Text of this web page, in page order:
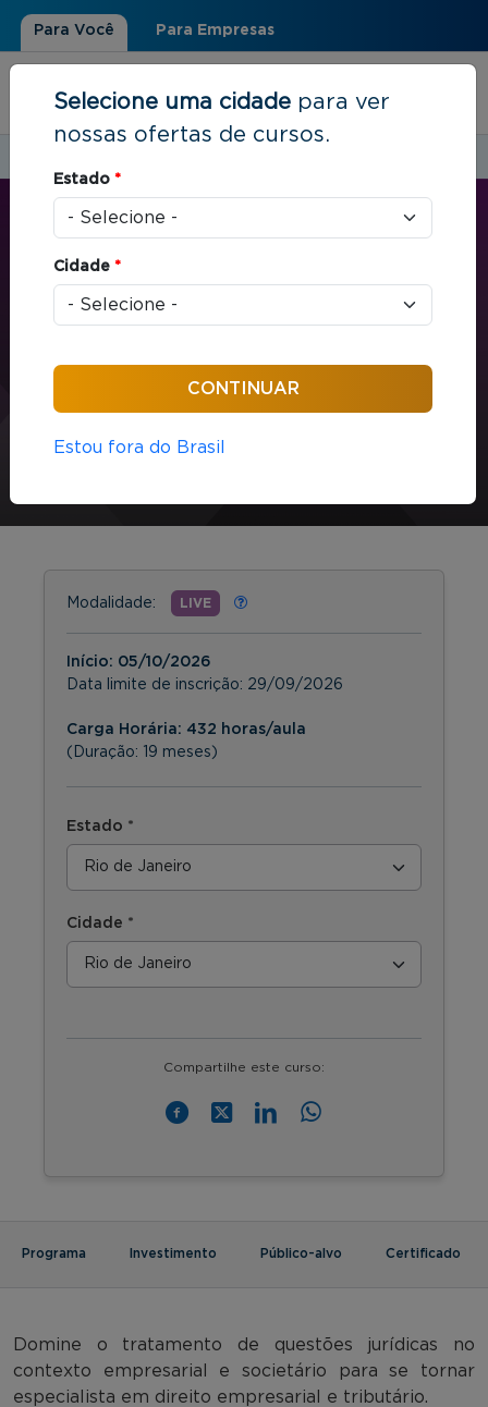
Para Você Para Empresas
Você está aqui
Direito LL.M em Direito Tributário
MBA
Modalidade: LIVE
Início: 05/10/2026
Data limite de inscrição: 29/09/2026
Carga Horária: 432 horas/aula
(Duração: 19 meses)
Estado *
Cidade *
Compartilhe este curso:
Programa Investimento Público-alvo Certificado
Domine o tratamento de questões jurídicas no
contexto empresarial e societário para se tornar
especialista em direito empresarial e tributário.
Selecione uma cidade para ver
nossas ofertas de cursos.
Estado *
Cidade *
Estou fora do Brasil